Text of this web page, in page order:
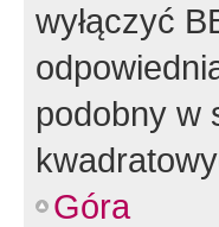
wyłączyć
podobny w
Góra